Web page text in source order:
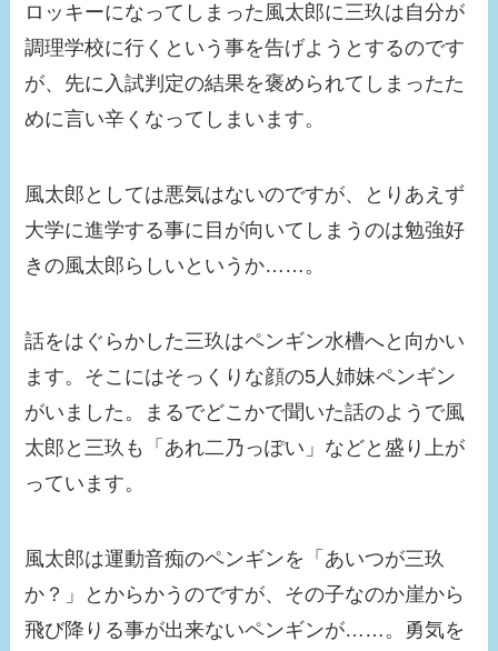
ロッキーになってしまった風太郎に三玖は自分が
調理学校に行くという事を告げようとするのです
が、先に入試判定の結果を褒められてしまったた
めに言い辛くなってしまいます。
風太郎としては悪気はないのですが、とりあえず
大学に進学する事に目が向いてしまうのは勉強好
きの風太郎らしいというか……。
話をはぐらかした三玖はペンギン水槽へと向かい
ます。そこにはそっくりな顔の5人姉妹ペンギン
がいました。まるでどこかで聞いた話のようで風
太郎と三玖も「あれ二乃っぽい」などと盛り上が
っています。
風太郎は運動音痴のペンギンを「あいつが三玖
か？」とからかうのですが、その子なのか崖から
飛び降りる事が出来ないペンギンが……。勇気を